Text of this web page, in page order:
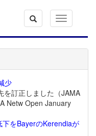
Toggle
navigation
少
を訂正しました（JAMA
Netw Open January
をBayerのKerendiaが